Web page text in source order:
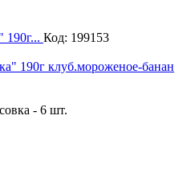
190г... Код: 199153
- 6 шт.